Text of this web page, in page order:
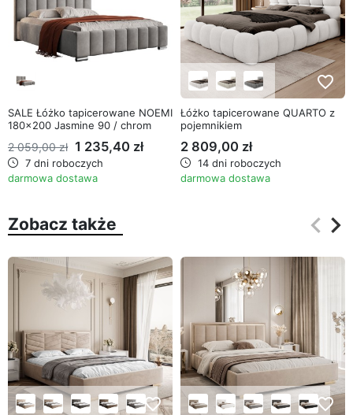
SALE Łóżko tapicerowane NOEMI
180x200 Jasmine 90 / chrom
2 059,00 zł 1 235,40 zł
7 dni roboczych
darmowa dostawa
favorite_border
Łóżko tapicerowane QUARTO z
pojemnikiem
2 809,00 zł
14 dni roboczych
darmowa dostawa
Zobacz także keyboard_arrow_left
keyboard_arrow_right
favorite_border favorite_border